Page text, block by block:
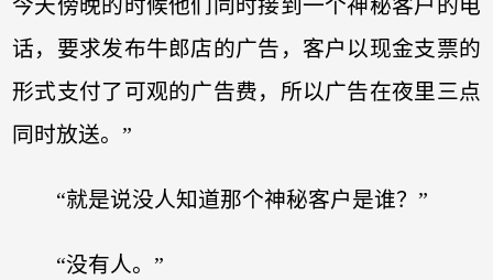
今天傍晚的时候他们同时接到一个神秘客户的电
话，要求发布牛郎店的广告，客户以现金支票的
形式支付了可观的广告费，所以广告在夜里三点
同时放送。”
“就是说没人知道那个神秘客户是谁？”
“没有人。”